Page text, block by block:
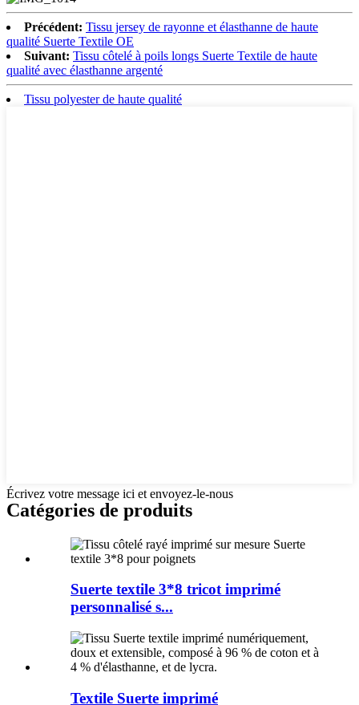
Précédent: Tissu jersey de rayonne et élasthanne de haute
qualité Suerte Textile OE
Suivant: Tissu côtelé à poils longs Suerte Textile de haute
qualité avec élasthanne argenté
Tissu polyester de haute qualité
Écrivez votre message ici et envoyez-le-nous
Catégories de produits
Suerte textile 3*8 tricot imprimé
personnalisé s...
Textile Suerte imprimé